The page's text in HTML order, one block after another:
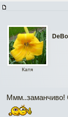
Катя
Ммм..заманчиво!